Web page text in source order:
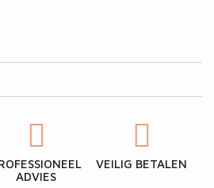
ADVIES
VEILIG BETALEN